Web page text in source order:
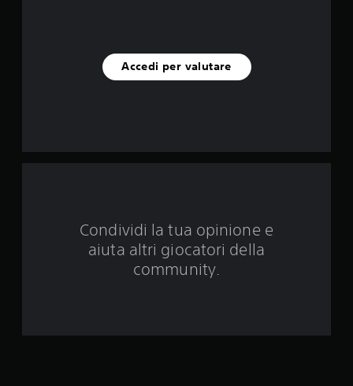
u
Accedi per valutare
Condividi la tua opinione e
aiuta altri giocatori della
community.